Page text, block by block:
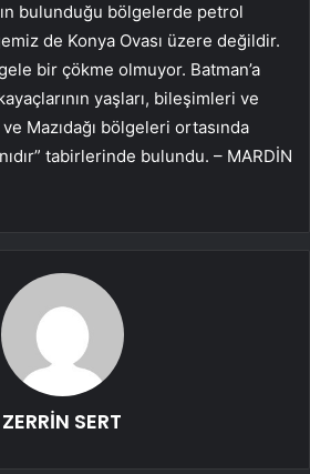
bulunduğu bölgelerde petrol
de Konya Ovası üzere değildir.
bir çökme olmuyor. Batman’a
yaşları, bileşimleri ve
Mazıdağı bölgeleri ortasında
tabirlerinde bulundu. – MARDİN
ZERRİN SERT